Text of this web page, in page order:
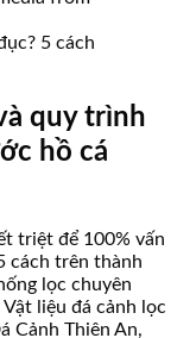
5 cách
quy trình
hồ cá
triệt để 100% vấn
cách trên thành
lọc chuyên
liệu đá cảnh lọc
Cảnh Thiên An,